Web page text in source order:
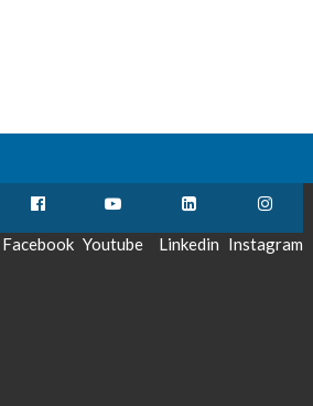
Facebook Youtube Linkedin Instagram